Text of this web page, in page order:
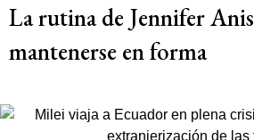
La rutina de Jennifer
mantenerse en forma